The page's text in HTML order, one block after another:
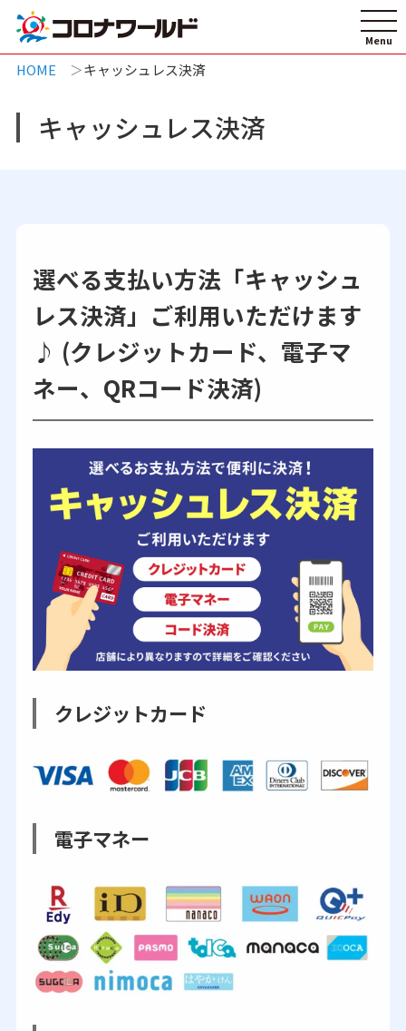
HOME キャッシュレス決済
キャッシュレス決済
選べる支払い方法「キャッシュ
レス決済」ご利用いただけます
♪ (クレジットカード、電子マ
ネー、QRコード決済)
クレジットカード
電子マネー